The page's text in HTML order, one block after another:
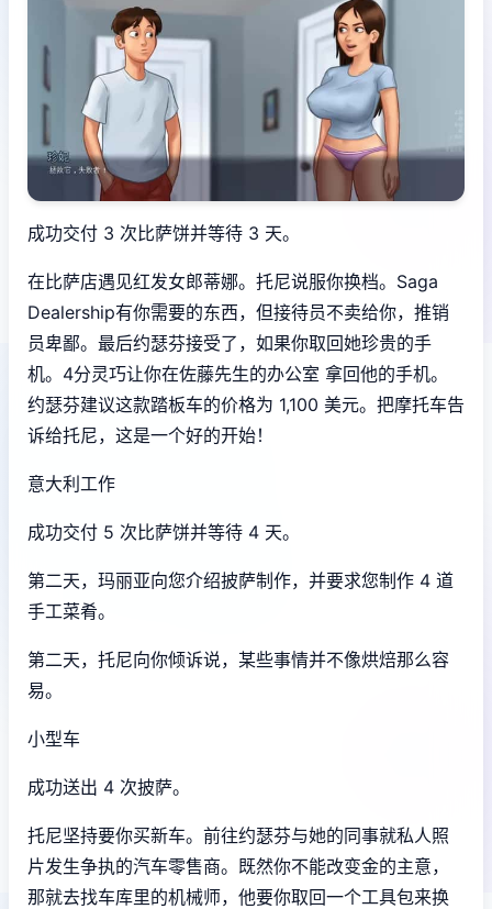
成功交付 3 次比萨饼并等待 3 天。
在比萨店遇见红发女郎蒂娜。托尼说服你换档。Saga
Dealership有你需要的东西，但接待员不卖给你，推销
员卑鄙。最后约瑟芬接受了，如果你取回她珍贵的手
机。4分灵巧让你在佐藤先生的办公室 拿回他的手机。
约瑟芬建议这款踏板车的价格为 1,100 美元。把摩托车告
诉给托尼，这是一个好的开始！
意大利工作
成功交付 5 次比萨饼并等待 4 天。
第二天，玛丽亚向您介绍披萨制作，并要求您制作 4 道
手工菜肴。
第二天，托尼向你倾诉说，某些事情并不像烘焙那么容
易。
小型车
成功送出 4 次披萨。
托尼坚持要你买新车。前往约瑟芬与她的同事就私人照
片发生争执的汽车零售商。既然你不能改变金的主意，
那就去找车库里的机械师，他要你取回一个工具包来换